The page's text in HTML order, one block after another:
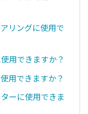
リングに使用で
用できますか？
用できますか？
ーに使用できま